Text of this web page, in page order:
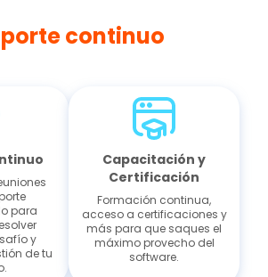
continuo
para
y
de tu
Capacitación y
Certificación
Formación continua,
acceso a certificaciones y
más para que saques el
máximo provecho del
software.